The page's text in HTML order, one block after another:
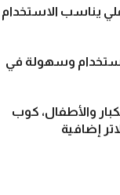
يناسب الاستخدام
وسهولة في
والأطفال، كوب